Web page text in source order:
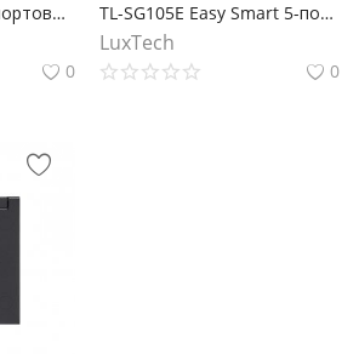
TP-Link DS108GE 8-портовый гигабитный Easy Smart-коммутатор Omada
0
TL-SG105E Easy Smart 5-портовый гигабитный коммутатор
LuxTech
0